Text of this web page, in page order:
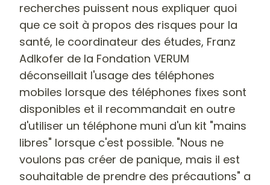
recherches puissent nous expliquer quoi
que ce soit à propos des risques pour la
santé, le coordinateur des études, Franz
Adlkofer de la Fondation VERUM
déconseillait l'usage des téléphones
mobiles lorsque des téléphones fixes sont
disponibles et il recommandait en outre
d'utiliser un téléphone muni d'un kit "mains
libres" lorsque c'est possible. "Nous ne
voulons pas créer de panique, mais il est
souhaitable de prendre des précautions" a